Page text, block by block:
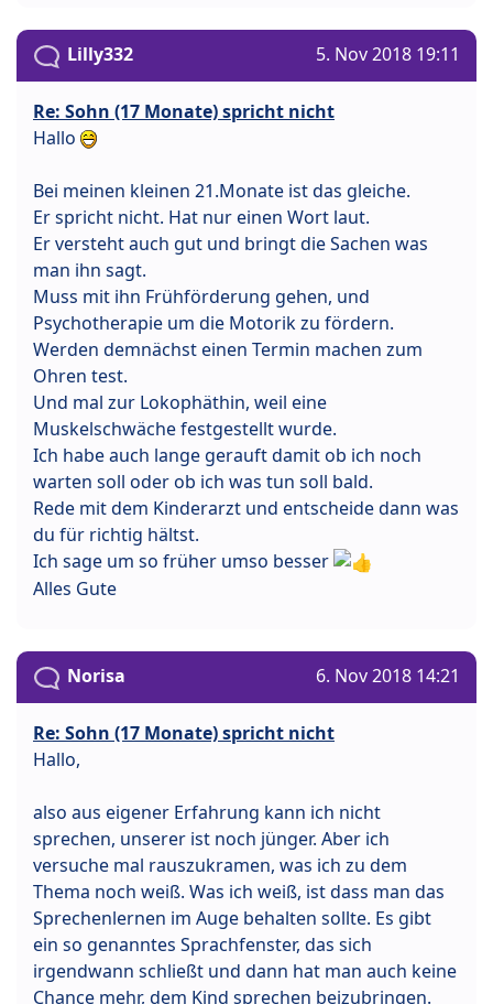
Lilly332 5. Nov 2018 19:11
Re: Sohn (17 Monate) spricht nicht
Hallo
Bei meinen kleinen 21.Monate ist das gleiche.
Er spricht nicht. Hat nur einen Wort laut.
Er versteht auch gut und bringt die Sachen was
man ihn sagt.
Muss mit ihn Frühförderung gehen, und
Psychotherapie um die Motorik zu fördern.
Werden demnächst einen Termin machen zum
Ohren test.
Und mal zur Lokophäthin, weil eine
Muskelschwäche festgestellt wurde.
Ich habe auch lange gerauft damit ob ich noch
warten soll oder ob ich was tun soll bald.
Rede mit dem Kinderarzt und entscheide dann was
du für richtig hältst.
Ich sage um so früher umso besser
Alles Gute
Norisa 6. Nov 2018 14:21
Re: Sohn (17 Monate) spricht nicht
Hallo,
also aus eigener Erfahrung kann ich nicht
sprechen, unserer ist noch jünger. Aber ich
versuche mal rauszukramen, was ich zu dem
Thema noch weiß. Was ich weiß, ist dass man das
Sprechenlernen im Auge behalten sollte. Es gibt
ein so genanntes Sprachfenster, das sich
irgendwann schließt und dann hat man auch keine
Chance mehr, dem Kind sprechen beizubringen.